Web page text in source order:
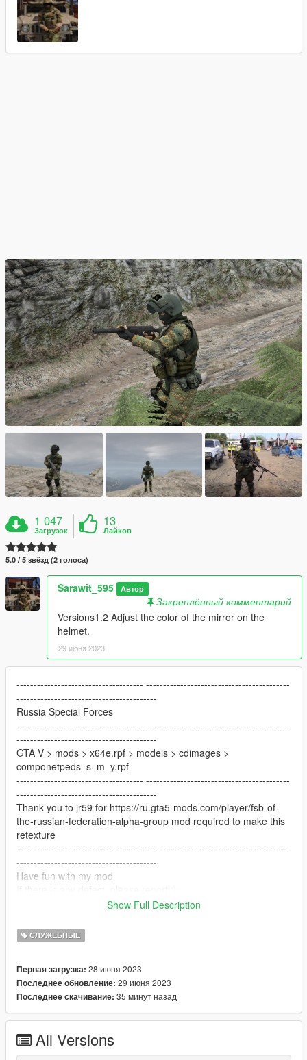
1 047
Загрузок
13
Лайков
5.0 / 5 звёзд (2 голоса)
Sarawit_595 Автор
Закреплённый комментарий
Versions1.2 Adjust the color of the mirror on the
helmet.
29 июня 2023
------------------------------------- ------------------------------------------
-----------------------------------------
Russia Special Forces
--------------------------------------------------------------------------------
-----------------------------------------
GTA V > mods > x64e.rpf > models > cdimages >
componetpeds_s_m_y.rpf
------------------------------------- ------------------------------------------
-----------------------------------------
Thank you to jr59 for https://ru.gta5-mods.com/player/fsb-of-
the-russian-federation-alpha-group mod required to make this
retexture
------------------------------------- ------------------------------------------
-----------------------------------------
Have fun with my mod
------------------------------------- ------------------------------------------
Show Full Description
СЛУЖЕБНЫЕ
Первая загрузка: 28 июня 2023
Последнее обновление: 29 июня 2023
Последнее скачивание: 35 минут назад
All Versions